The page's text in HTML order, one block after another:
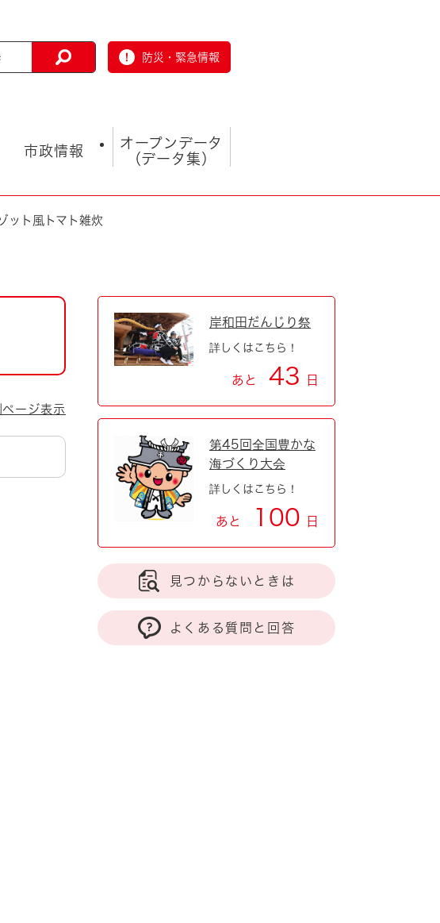
防災・緊急情報
くり・協働
介護
市政情報
オープンデータ
（データ集）
ット風トマト雑炊
ページ表示
岸和田だんじり祭
詳しくはこちら！
あと 43 日
第45回全国豊かな
海づくり大会
詳しくはこちら！
あと 100 日
見つからないときは
よくある質問と回答